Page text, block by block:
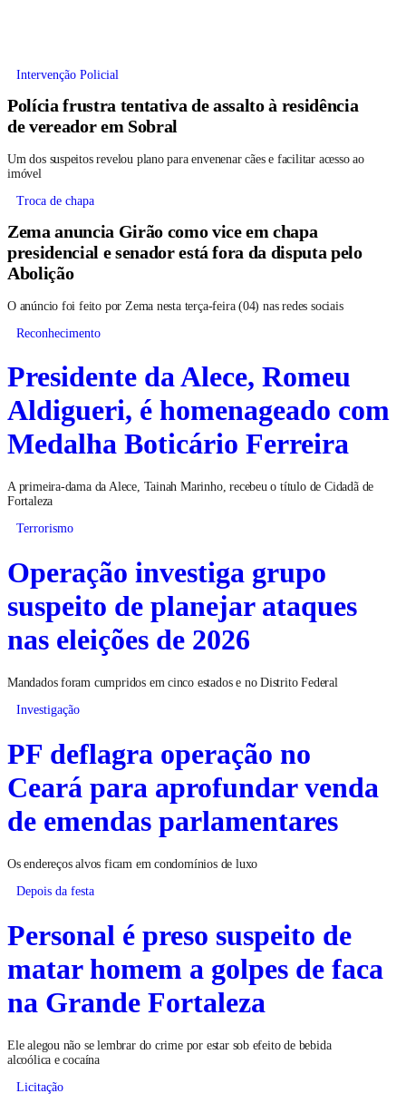
Intervenção Policial
Polícia frustra tentativa de assalto à residência
de vereador em Sobral
Um dos suspeitos revelou plano para envenenar cães e facilitar acesso ao
imóvel
Troca de chapa
Zema anuncia Girão como vice em chapa
presidencial e senador está fora da disputa pelo
Abolição
O anúncio foi feito por Zema nesta terça-feira (04) nas redes sociais
Reconhecimento
Presidente da Alece, Romeu
Aldigueri, é homenageado com
Medalha Boticário Ferreira
A primeira-dama da Alece, Tainah Marinho, recebeu o título de Cidadã de
Fortaleza
Terrorismo
Operação investiga grupo
suspeito de planejar ataques
nas eleições de 2026
Mandados foram cumpridos em cinco estados e no Distrito Federal
Investigação
PF deflagra operação no
Ceará para aprofundar venda
de emendas parlamentares
Os endereços alvos ficam em condomínios de luxo
Depois da festa
Personal é preso suspeito de
matar homem a golpes de faca
na Grande Fortaleza
Ele alegou não se lembrar do crime por estar sob efeito de bebida
alcoólica e cocaína
Licitação